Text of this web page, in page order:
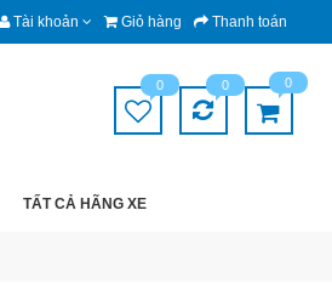
Tài khoản Giỏ hàng Thanh toán
0 0 0
TẤT CẢ HÃNG XE